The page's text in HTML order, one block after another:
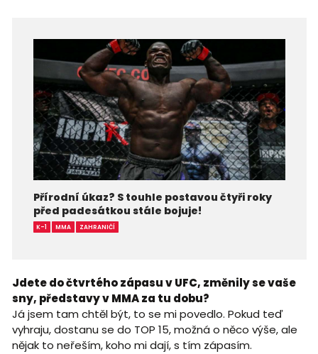
Přírodní úkaz? S touhle postavou čtyři roky
před padesátkou stále bojuje!
K-1 MMA ZAHRANIČÍ
Jdete do čtvrtého zápasu v UFC, změnily se vaše
sny, představy v MMA za tu dobu?
Já jsem tam chtěl být, to se mi povedlo. Pokud teď
vyhraju, dostanu se do TOP 15, možná o něco výše, ale
nějak to neřeším, koho mi dají, s tím zápasím.